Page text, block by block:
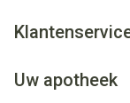
Uw apotheek